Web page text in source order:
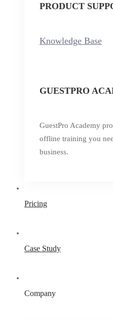
PRODUCT
Knowledge Base
GUESTPRO
GuestPro Academy
offline training you
business.
Pricing
Case Study
Company